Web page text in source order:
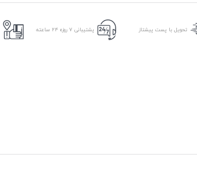
تحویل با پست پیشتاز پشتیبانی ۷ روزه ۲۴ ساعته